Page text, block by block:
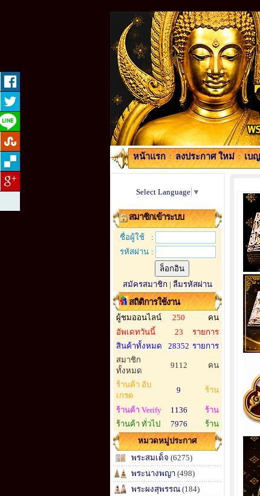
หน้าแรก : ลงประกาศ ใหม่ : เบ
Select Language ▼
สมาชิกเข้าระบบ
ชื่อผู้ใช้
:
รหัสผ่าน :
สมัครสมาชิก | ลืมรหัสผ่าน
สถิติการใช้งาน
ผู้ชมออนไลน์ 250
คน
อัพเดทวันนี้
23
รายการ
สินค้าทั้งหมด
28352 รายการ
สมาชิก
ทั้งหมด
9112 คน
ร้านค้า อับ
เกรด
9 ร้าน
ร้านค้า Verify 1136
ร้าน
ร้านค้า ทั่วไป
7976
ร้าน
หมวดหมู่ประกาศ
พระสมเด็จ (6275)
พระนางพญา (498)
พระผงสุพรรณ (184)